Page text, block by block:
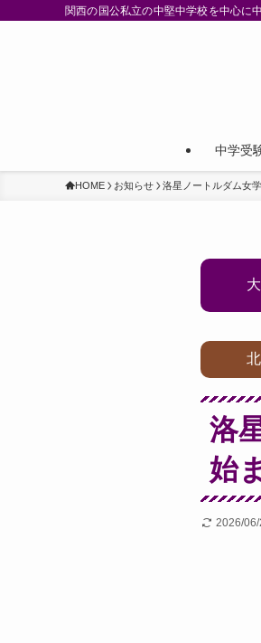
関西の国公私立の中堅中学校を中心に
中学受
HOME お知らせ 洛星ノートルダム女
洛
始
2026/06/